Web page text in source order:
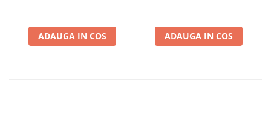
ADAUGA IN COS ADAUGA IN COS